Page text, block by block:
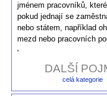
jménem pracovníků,
pokud jednají se
nebo státem, například
mezd nebo pracovních
'
DALŠÍ
celá kategorie